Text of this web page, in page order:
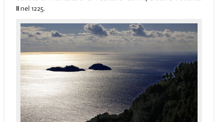
IInel 1225.